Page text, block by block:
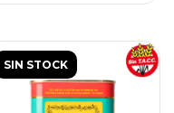
SIN STOCK